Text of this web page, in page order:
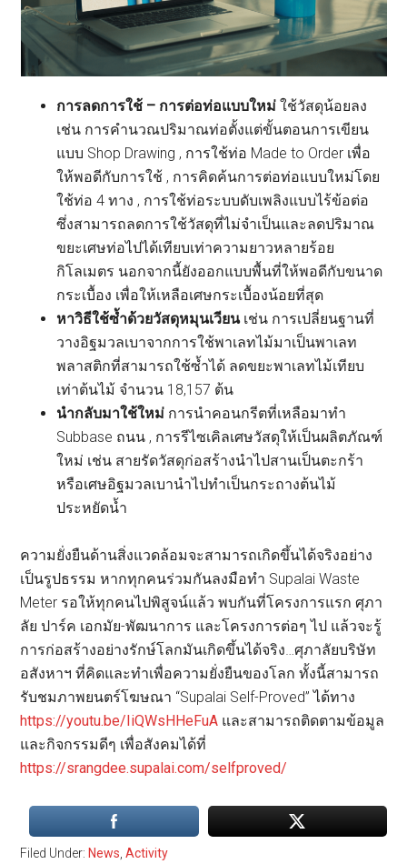
การลดการใช้ – การต่อท่อแบบใหม่ ใช้วัสดุน้อยลง
เช่น การคำนวณปริมาณท่อตั้งแต่ขั้นตอนการเขียน
แบบ Shop Drawing , การใช้ท่อ Made to Order เพื่อ
ให้พอดีกับการใช้ , การคิดค้นการต่อท่อแบบใหม่โดย
ใช้ท่อ 4 ทาง , การใช้ท่อระบบดับเพลิงแบบไร้ข้อต่อ
ซึ่งสามารถลดการใช้วัสดุที่ไม่จำเป็นและลดปริมาณ
ขยะเศษท่อไปได้เทียบเท่าความยาวหลายร้อย
กิโลเมตร นอกจากนี้ยังออกแบบพื้นที่ให้พอดีกับขนาด
กระเบื้อง เพื่อให้เหลือเศษกระเบื้องน้อยที่สุด
หาวิธีใช้ซ้ำด้วยวัสดุหมุนเวียนเช่น การเปลี่ยนฐานที่
วางอิฐมวลเบาจากการใช้พาเลทไม้มาเป็นพาเลท
พลาสติกที่สามารถใช้ซ้ำได้ ลดขยะพาเลทไม้เทียบ
เท่าต้นไม้ จำนวน 18,157 ต้น
นำกลับมาใช้ใหม่ การนำคอนกรีตที่เหลือมาทำ
Subbase ถนน , การรีไซเคิลเศษวัสดุให้เป็นผลิตภัณฑ์
ใหม่ เช่น สายรัดวัสดุก่อสร้างนำไปสานเป็นตะกร้า
หรือเศษอิฐมวลเบานำไปทำเป็นกระถางต้นไม้
ประหยัดน้ำ
ความยั่งยืนด้านสิ่งแวดล้อมจะสามารถเกิดขึ้นได้จริงอย่าง
เป็นรูปธรรม หากทุกคนร่วมกันลงมือทำ Supalai Waste
Meter รอให้ทุกคนไปพิสูจน์แล้ว พบกันที่โครงการแรก ศุภา
ลัย ปาร์ค เอกมัย-พัฒนาการ และโครงการต่อๆ ไป แล้วจะรู้
การก่อสร้างอย่างรักษ์โลกมันเกิดขึ้นได้จริง…ศุภาลัยบริษัท
อสังหาฯ ที่คิดและทำเพื่อความยั่งยืนของโลก ทั้งนี้สามารถ
รับชมภาพยนตร์โฆษณา “Supalai Self-Proved” ได้ทาง
https://youtu.be/IiQWsHHeFuA และสามารถติดตามข้อมูล
และกิจกรรมดีๆ เพื่อสังคมได้ที่
https://srangdee.supalai.com/selfproved/
Filed Under: News ,Activity